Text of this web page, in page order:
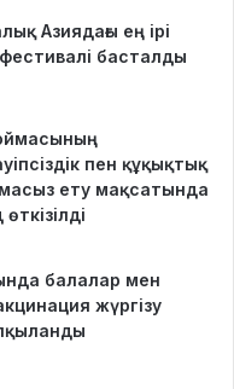
Азиядағы ең ірі
басталды
пен құқықтық
ету мақсатында
балалар мен
жүргізу